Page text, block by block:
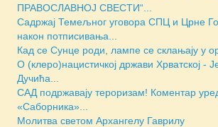
ПРАВОСЛАВНОЈ СВЕСТИ“...
Садржај Темељног уговора СПЦ и Црне
након потписивања...
Кад се Сунце роди, лампе се склањају у
О (клеро)нацистичкој држави Хрватској -
Дучића...
САД подржавају тероризам! Коментар
«Саборника»...
Молитва светом Архангелу Гаврилу